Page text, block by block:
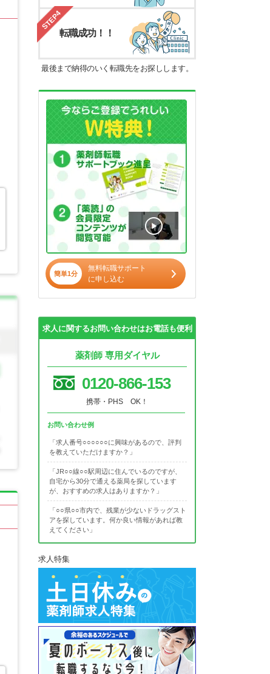
STEP4
転職成功！！
最後まで納得のいく転職先をお探しします。
簡単1分
無料転職サポート
に申し込む
求人に関するお問い合わせはお電話も便利
薬剤師 専用ダイヤル
0120-866-153
携帯・PHS OK！
お問い合わせ例
「求人番号○○○○○○に興味があるので、評判
を教えていただけますか？」
「JR○○線○○駅周辺に住んでいるのですが、
自宅から30分で通える薬局を探しています
が、おすすめの求人はありますか？」
「○○県○○市内で、残業が少ないドラッグスト
アを探しています。何か良い情報があれば教
えてください」
求人特集